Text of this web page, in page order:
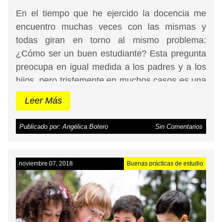
En el tiempo que he ejercido la docencia me
encuentro muchas veces con las mismas y
todas giran en torno al mismo problema:
¿Cómo ser un buen estudiante? Esta pregunta
preocupa en igual medida a los padres y a los
hijos, pero tristemente en muchos casos es una
inquietud que se convierte en una carga
demasiado pesada y que termina siendo un
tema sensible en las relaciones familiares,
generando conflictos y enfrentamientos por no
tres temas fundamentales que representan la
diferencia entre un estudiante cualquiera, un
alumno exitoso. Si quieres saber que hacer
para que tu hijo no saque malas notas, te
invitamos a leer este
Leer Más
Publicado por: Angélica Botero Sin Comentarios
noviembre 07, 2018 Buenas prácticas de estudio